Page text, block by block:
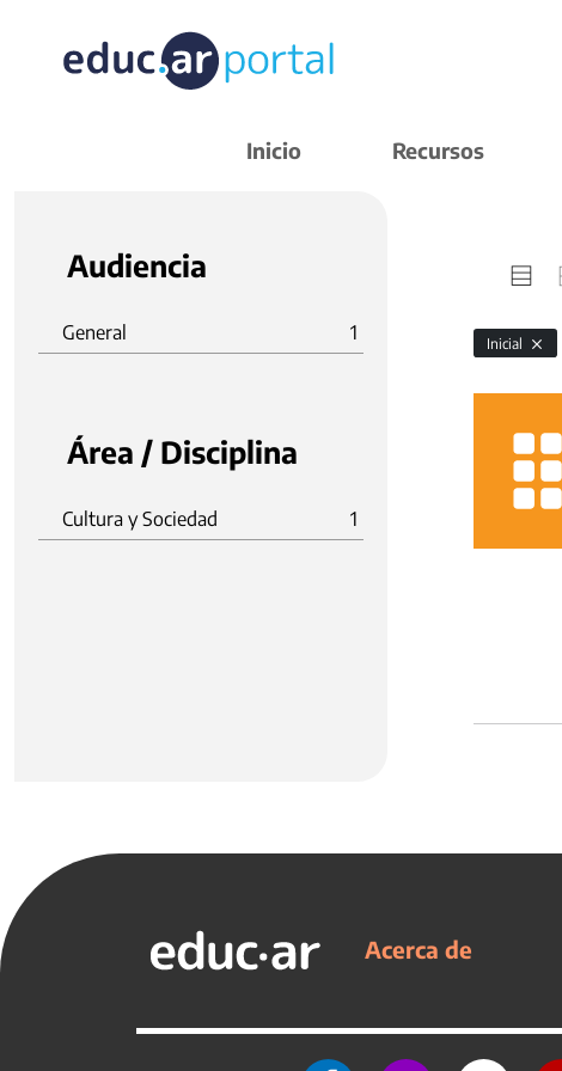
Inicio Recursos
Audiencia
General 1
Área / Disciplina
Cultura y Sociedad 1
Inicial
Acerca de